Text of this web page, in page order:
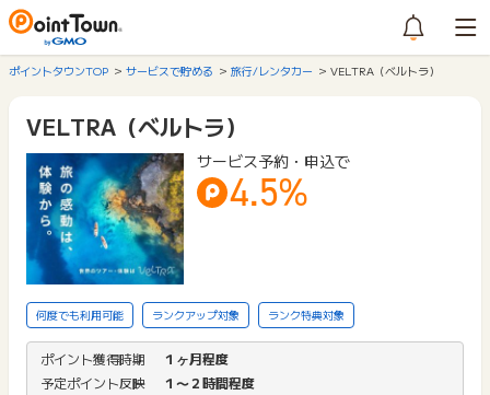
ポイントタウンTOP サービスで貯める 旅行/レンタカー VELTRA（ベルトラ）
VELTRA（ベルトラ）
サービス予約・申込で
4.5%
何度でも利用可能 ランクアップ対象 ランク特典対象
ポイント獲得時期
１ヶ月程度
予定ポイント反映
１〜２時間程度